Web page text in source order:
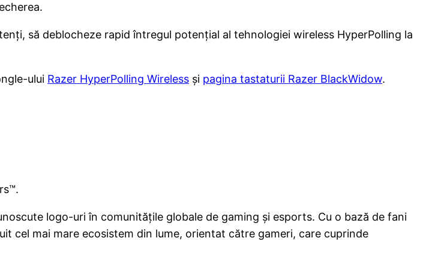
să deblocheze rapid întregul potențial al tehnologiei wireless HyperPolling la
ului Razer HyperPolling Wireless și pagina tastaturii Razer BlackWidow.
logo-uri în comunitățile globale de gaming și esports. Cu o bază de fani
cel mai mare ecosistem din lume, orientat către gameri, care cuprinde